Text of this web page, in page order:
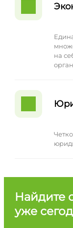
на
Найдите
уже